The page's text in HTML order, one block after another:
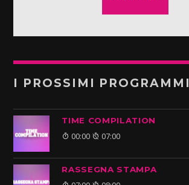
I PROSSIMI PROGRAMMI
TIME COMPILATION
00:00 07:00
RASSEGNA STAMPA